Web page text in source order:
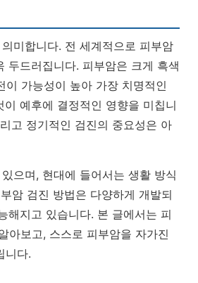
미합니다. 전 세계적으로 피부암
두드러집니다. 피부암은 크게 흑색
가능성이 높아 가장 치명적인
예후에 결정적인 영향을 미칩니
고 정기적인 검진의 중요성은 아
으며, 현대에 들어서는 생활 방식
암 검진 방법은 다양하게 개발되
해지고 있습니다. 본 글에서는 피
아보고, 스스로 피부암을 자가진
니다.